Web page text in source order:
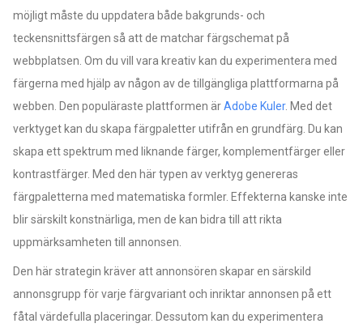
möjligt måste du uppdatera både bakgrunds- och
teckensnittsfärgen så att de matchar färgschemat på
webbplatsen. Om du vill vara kreativ kan du experimentera med
färgerna med hjälp av någon av de tillgängliga plattformarna på
webben. Den populäraste plattformen ärAdobe Kuler. Med det
verktyget kan du skapa färgpaletter utifrån en grundfärg. Du kan
skapa ett spektrum med liknande färger, komplementfärger eller
kontrastfärger. Med den här typen av verktyg genereras
färgpaletterna med matematiska formler. Effekterna kanske inte
blir särskilt konstnärliga, men de kan bidra till att rikta
uppmärksamheten till annonsen.
Den här strategin kräver att annonsören skapar en särskild
annonsgrupp för varje färgvariant och inriktar annonsen på ett
fåtal värdefulla placeringar. Dessutom kan du experimentera